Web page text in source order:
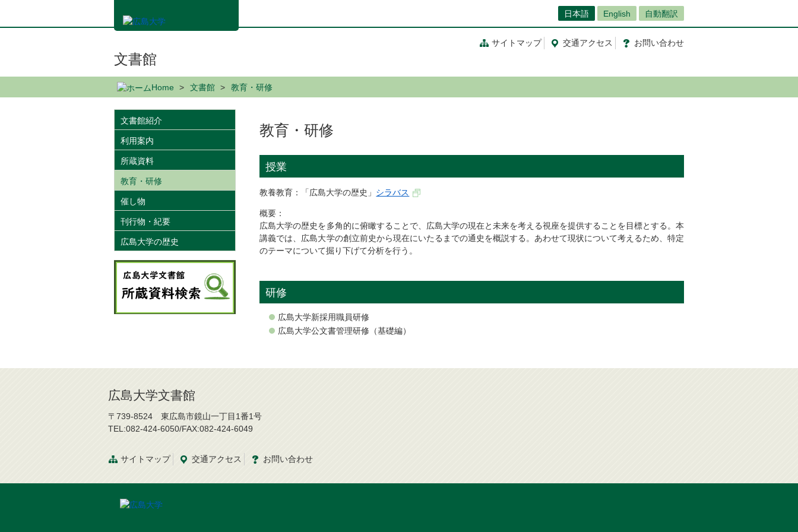
ン
日本語 English 自動翻訳
サイトマップ 交通アクセス お問い合わせ
文書館
Home 文書館 教育・研修
教育・研修
授業
教養教育：「広島大学の歴史」 シラバス
概要：
広島大学の歴史を多角的に俯瞰することで、広島大学の現在と未来を考える視座を提供することを目標とする。本
講義では、広島大学の創立前史から現在にいたるまでの通史を概説する。あわせて現状について考えるため、特定
のテーマについて掘り下げて分析を行う。
研修
広島大学新採用職員研修
広島大学公文書管理研修（基礎編）
文書館紹介
利用案内
所蔵資料
教育・研修
催し物
刊行物・紀要
広島大学の歴史
広島大学文書館
〒739-8524 東広島市鏡山一丁目1番1号
TEL:082-424-6050/FAX:082-424-6049
サイトマップ 交通アクセス お問い合わせ